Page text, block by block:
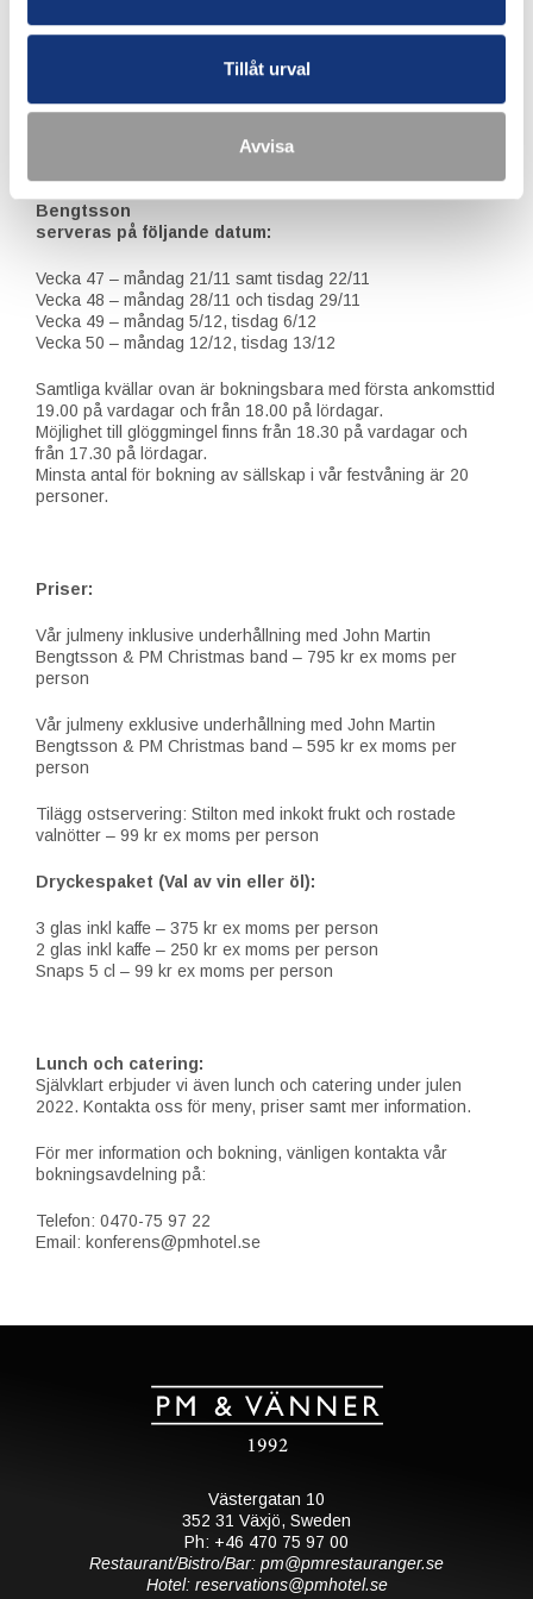
Tillåt urval
Avvisa
Vecka 48 – onsdag 30/11, torsdag 1/12, fredag 2/12 samt
Vecka 49 – onsdag 7/12, torsdag 8/12, fredag 9/12 samt
lördag 10/12
Vår julmeny exklusive underhållning med John Martin
Bengtsson
serveras på följande datum:
Vecka 47 – måndag 21/11 samt tisdag 22/11
Vecka 48 – måndag 28/11 och tisdag 29/11
Vecka 49 – måndag 5/12, tisdag 6/12
Vecka 50 – måndag 12/12, tisdag 13/12
Samtliga kvällar ovan är bokningsbara med första ankomsttid
19.00 på vardagar och från 18.00 på lördagar.
Möjlighet till glöggmingel finns från 18.30 på vardagar och
från 17.30 på lördagar.
Minsta antal för bokning av sällskap i vår festvåning är 20
personer.
Priser:
Vår julmeny inklusive underhållning med John Martin
Bengtsson & PM Christmas band – 795 kr ex moms per
person
Vår julmeny exklusive underhållning med John Martin
Bengtsson & PM Christmas band – 595 kr ex moms per
person
Tilägg ostservering: Stilton med inkokt frukt och rostade
valnötter – 99 kr ex moms per person
Dryckespaket (Val av vin eller öl):
3 glas inkl kaffe – 375 kr ex moms per person
2 glas inkl kaffe – 250 kr ex moms per person
Snaps 5 cl – 99 kr ex moms per person
Lunch och catering:
Självklart erbjuder vi även lunch och catering under julen
2022. Kontakta oss för meny, priser samt mer information.
För mer information och bokning, vänligen kontakta vår
bokningsavdelning på:
Telefon: 0470-75 97 22
Email: konferens@pmhotel.se
Västergatan 10
352 31 Växjö, Sweden
Ph: +46 470 75 97 00
Restaurant/Bistro/Bar: pm@pmrestauranger.se
Hotel: reservations@pmhotel.se